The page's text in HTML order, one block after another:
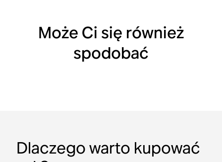
Może Ci się również
spodobać
Dlaczego warto kupować